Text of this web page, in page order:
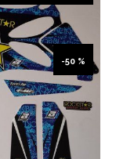
-50 %